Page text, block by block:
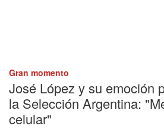
Gran momento
José López y su emoción
la Selección Argentina:
celular"